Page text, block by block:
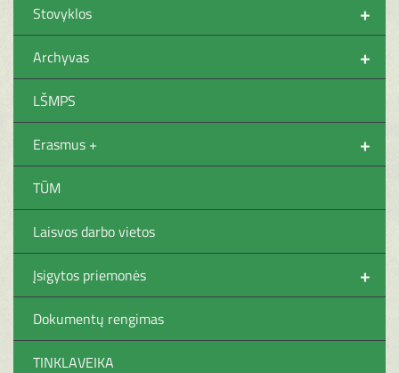
+
Stovyklos
+
Archyvas
LŠMPS
+
Erasmus +
TŪM
Laisvos darbo vietos
+
Įsigytos priemonės
Dokumentų rengimas
TINKLAVEIKA